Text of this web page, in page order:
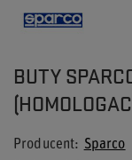
BUTY
Producent
Sparco